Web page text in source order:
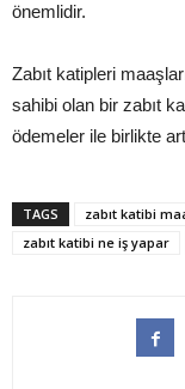
önemlidir.
Zabıt katipleri
sahibi olan bir zabıt
ödemeler ile birlikte
TAGS zabıt katibi
zabıt katibi ne iş yapar